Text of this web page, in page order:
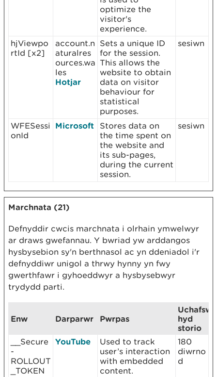
optimize the
visitor's
experience.
hjViewpo
rtId [x2]
account.n
aturalres
ources.wa
les
Hotjar
Sets a unique ID
for the session.
This allows the
website to obtain
data on visitor
behaviour for
statistical
purposes.
sesiwn
WFESessi
onId
Microsoft
Stores data on
the time spent on
the website and
its sub-pages,
during the current
session.
sesiwn
Marchnata (21)
Defnyddir cwcis marchnata i olrhain ymwelwyr
ar draws gwefannau. Y bwriad yw arddangos
hysbysebion sy'n berthnasol ac yn ddeniadol i'r
defnyddiwr unigol a thrwy hynny yn fwy
gwerthfawr i gyhoeddwyr a hysbysebwyr
trydydd parti.
Enw Darparwr Pwrpas
hyd
storio
__Secure
-
ROLLOUT
_TOKEN
YouTube
Used to track
user’s interaction
with embedded
content.
180
diwrno
d